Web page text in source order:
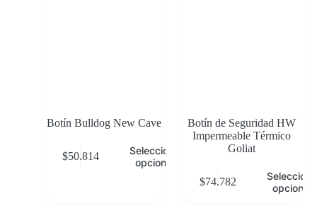
Botín Bulldog New Cave
$50.814
Seleccionar
opciones
Botín de Seguridad HW
Impermeable Térmico
Goliat
$74.782
opciones